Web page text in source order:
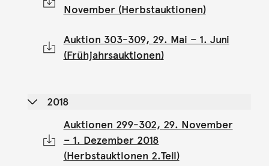
November (Herbstauktionen)
Auktion 303-309, 29. Mai – 1. Juni
(Frühjahrsauktionen)
2018
Auktionen 299-302, 29. November
– 1. Dezember 2018
(Herbstauktionen 2.Teil)